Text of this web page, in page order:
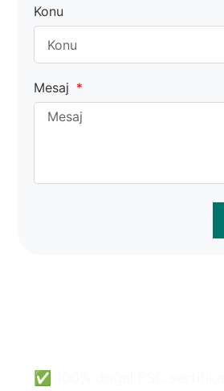
Konu
Mesaj
✅ 100% doğal FSC